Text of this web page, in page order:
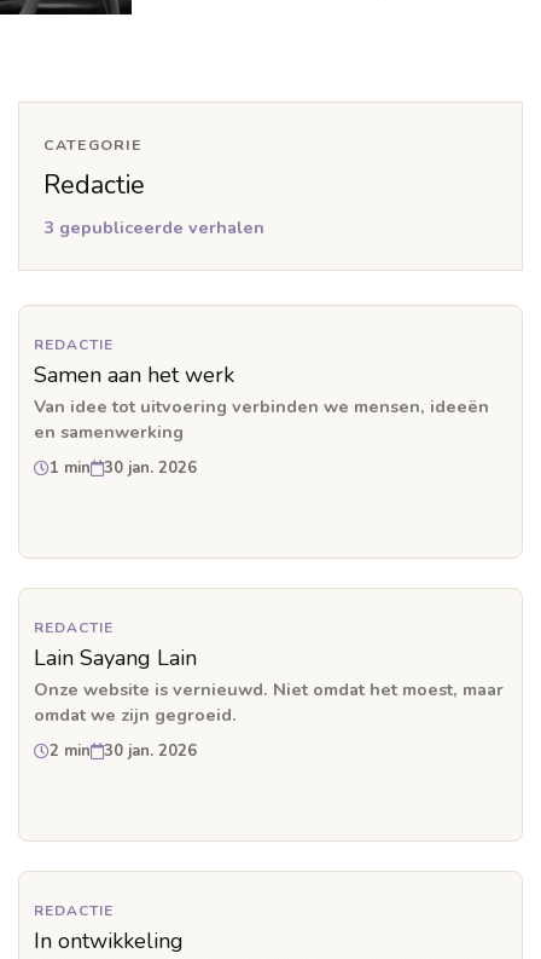
CATEGORIE
Redactie
3 gepubliceerde verhalen
REDACTIE
Samen aan het werk
Van idee tot uitvoering verbinden we mensen, ideeën
en samenwerking
1 min 30 jan. 2026
REDACTIE
Lain Sayang Lain
Onze website is vernieuwd. Niet omdat het moest, maar
omdat we zijn gegroeid.
2 min 30 jan. 2026
REDACTIE
In ontwikkeling